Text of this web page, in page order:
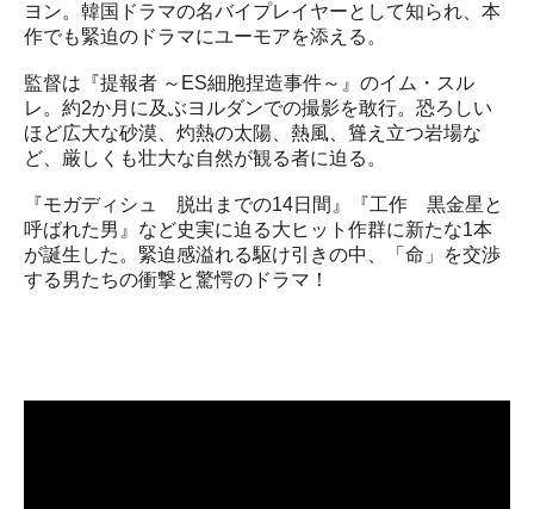
ヨン。韓国ドラマの名バイプレイヤーとして知られ、本
作でも緊迫のドラマにユーモアを添える。
監督は『提報者 ～ES細胞捏造事件～』のイム・スル
レ。約2か月に及ぶヨルダンでの撮影を敢行。恐ろしい
ほど広大な砂漠、灼熱の太陽、熱風、聳え立つ岩場な
ど、厳しくも壮大な自然が観る者に迫る。
『モガディシュ 脱出までの14日間』『工作 黒金星と
呼ばれた男』など史実に迫る大ヒット作群に新たな1本
が誕生した。緊迫感溢れる駆け引きの中、「命」を交渉
する男たちの衝撃と驚愕のドラマ！